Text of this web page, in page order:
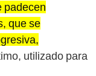
padecen
que se
utilizado para